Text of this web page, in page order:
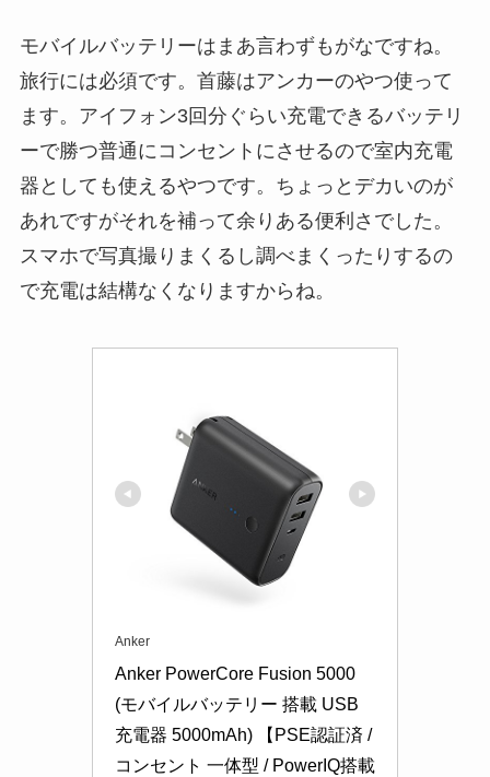
モバイルバッテリーはまあ言わずもがなですね。
旅行には必須です。首藤はアンカーのやつ使って
ます。アイフォン3回分ぐらい充電できるバッテリ
ーで勝つ普通にコンセントにさせるので室内充電
器としても使えるやつです。ちょっとデカいのが
あれですがそれを補って余りある便利さでした。
スマホで写真撮りまくるし調べまくったりするの
で充電は結構なくなりますからね。
Anker
Anker PowerCore Fusion 5000
(モバイルバッテリー 搭載 USB
充電器 5000mAh) 【PSE認証済 /
コンセント 一体型 / PowerIQ搭載